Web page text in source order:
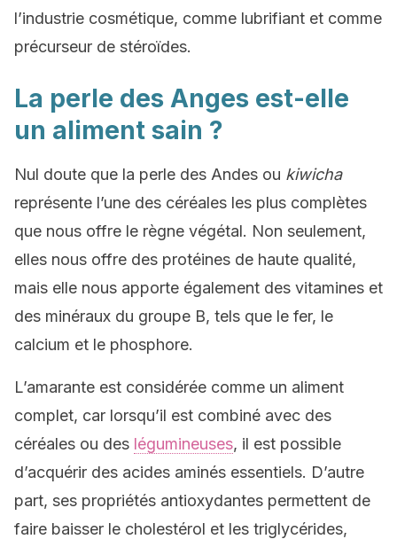
l’industrie cosmétique, comme lubrifiant et comme
précurseur de stéroïdes.
La perle des Anges est-elle
un aliment sain ?
Nul doute que la perle des Andes ou kiwicha
représente l’une des céréales les plus complètes
que nous offre le règne végétal. Non seulement,
elles nous offre des protéines de haute qualité,
mais elle nous apporte également des vitamines et
des minéraux du groupe B, tels que le fer, le
calcium et le phosphore.
L’amarante est considérée comme un aliment
complet, car lorsqu’il est combiné avec des
céréales ou des légumineuses, il est possible
d’acquérir des acides aminés essentiels. D’autre
part, ses propriétés antioxydantes permettent de
faire baisser le cholestérol et les triglycérides,